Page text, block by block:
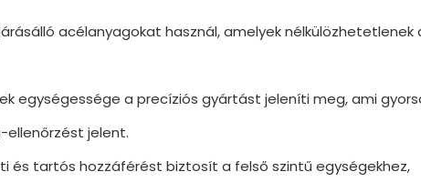
acélanyagokat használ, amelyek nélkülözhetetlenek
egységessége a precíziós gyártást jeleníti meg, ami
ellenőrzést jelent.
és tartós hozzáférést biztosít a felső szintű egységekhez,